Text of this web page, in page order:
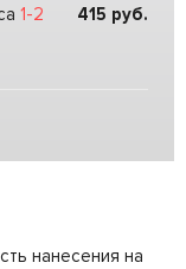
1-2
415 руб.
нанесения на